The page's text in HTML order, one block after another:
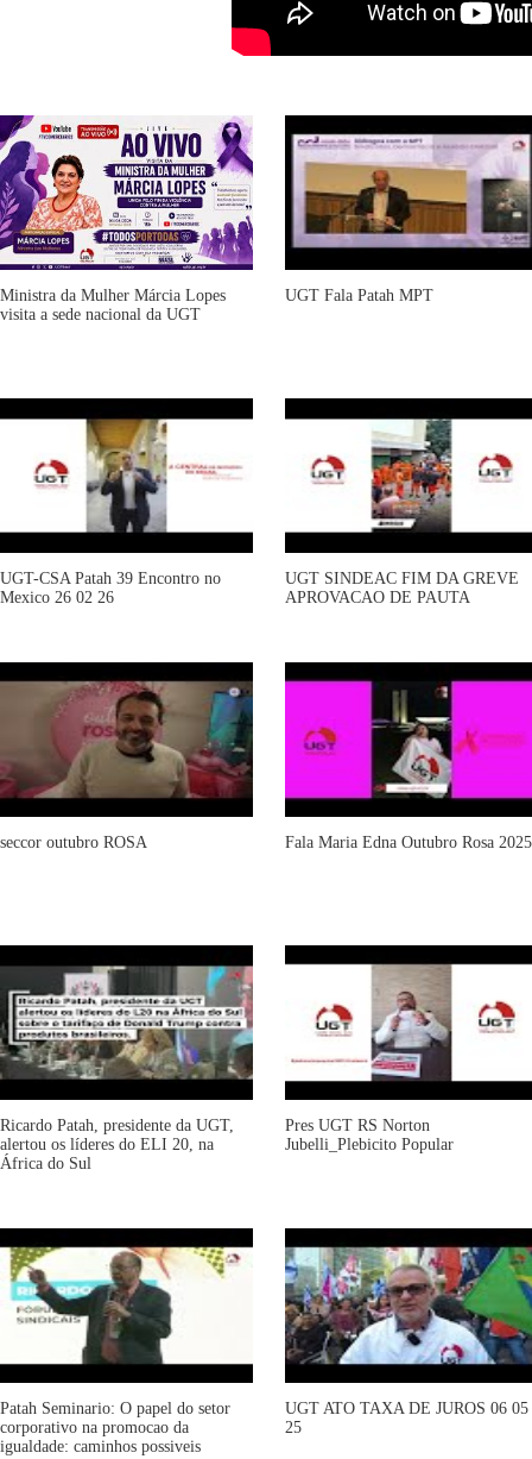
Ministra da Mulher Márcia Lopes
visita a sede nacional da UGT
UGT Fala Patah MPT
UGT-CSA Patah 39 Encontro no
Mexico 26 02 26
UGT SINDEAC FIM DA GREVE
APROVACAO DE PAUTA
seccor outubro ROSA Fala Maria Edna Outubro Rosa 2025
Ricardo Patah, presidente da UGT,
alertou os líderes do ELI 20, na
África do Sul
Pres UGT RS Norton
Jubelli_Plebicito Popular
Patah Seminario: O papel do setor
corporativo na promocao da
igualdade: caminhos possiveis
UGT ATO TAXA DE JUROS 06 05
25